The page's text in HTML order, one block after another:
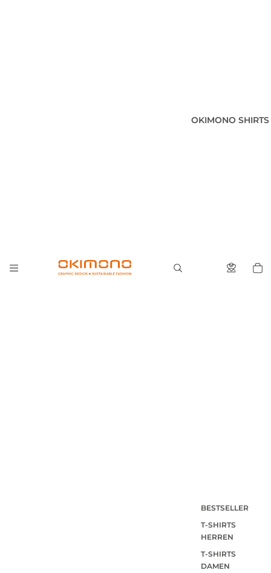
OKIMONO SHIRTS
BESTSELLER
T-SHIRTS
HERREN
T-SHIRTS
DAMEN